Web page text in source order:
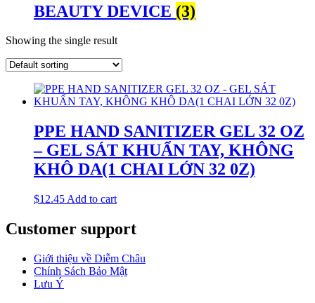
BEAUTY DEVICE (3)
Showing the single result
PPE HAND SANITIZER GEL 32 OZ
– GEL SÁT KHUẨN TAY, KHÔNG
KHÔ DA(1 CHAI LỚN 32 0Z)
$12.45 Add to cart
Customer support
Giới thiệu về Diễm Châu
Chính Sách Bảo Mật
Lưu Ý